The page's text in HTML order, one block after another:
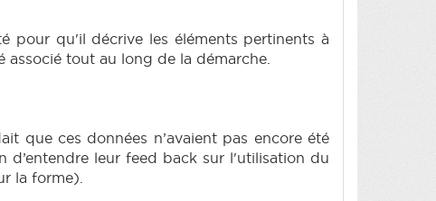
pour qu'il décrive les éléments pertinents à
associé tout au long de la démarche.
que ces données n’avaient pas encore été
d’entendre leur feed back sur l'utilisation du
la forme).